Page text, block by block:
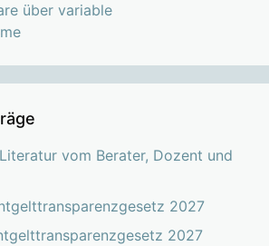
über variable
vom Berater, Dozent und
2027
2027